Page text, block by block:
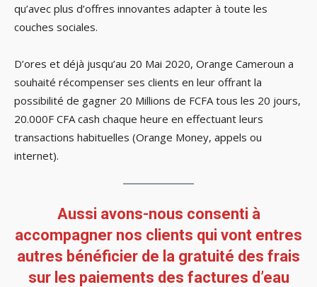
qu’avec plus d’offres innovantes adapter à toute les
couches sociales.
D’ores et déjà jusqu’au 20 Mai 2020, Orange Cameroun a
souhaité récompenser ses clients en leur offrant la
possibilité de gagner 20 Millions de FCFA tous les 20 jours,
20.000F CFA cash chaque heure en effectuant leurs
transactions habituelles (Orange Money, appels ou
internet).
Aussi avons-nous consenti à
accompagner nos clients qui vont entres
autres bénéficier de la gratuité des frais
sur les paiements des factures d’eau